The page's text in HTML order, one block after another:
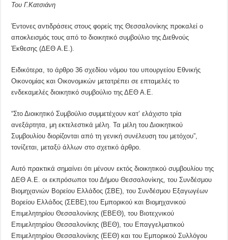
Του Γ.Κατσιάνη
Έντονες αντιδράσεις στους φορείς της Θεσσαλονίκης προκαλεί ο
αποκλεισμός τους από το διοικητικό συμβούλιο της Διεθνούς
Έκθεσης (ΔΕΘ Α.Ε.).
Ειδικότερα, το άρθρο 36 σχεδίου νόμου του υπουργείου Εθνικής
Οικονομίας και Οικονομικών μετατρέπει σε επταμελές το
ενδεκαμελές διοικητικό συμβούλιο της ΔΕΘ Α.Ε.
“Στο Διοικητικό Συμβούλιο συμμετέχουν κατ’ ελάχιστο τρία
ανεξάρτητα, μη εκτελεστικά μέλη. Τα μέλη του Διοικητικού
Συμβουλίου διορίζονται από τη γενική συνέλευση του μετόχου”,
τονίζεται, μεταξύ άλλων στο σχετικό άρθρο.
Αυτό πρακτικά σημαίνει ότι μένουν εκτός διοικητικού συμβουλίου της
ΔΕΘ Α.Ε. οι εκπρόσωποι του Δήμου Θεσσαλονίκης, του Συνδέσμου
Βιομηχανιών Βορείου Ελλάδος (ΣΒΕ), του Συνδέσμου Εξαγωγέων
Βορείου Ελλάδος (ΣΕΒΕ),του Εμπορικού και Βιομηχανικού
Επιμελητηρίου Θεσσαλονίκης (ΕΒΕΘ), του Βιοτεχνικού
Επιμελητηρίου Θεσσαλονίκης (ΒΕΘ), του Επαγγελματικού
Επιμελητηρίου Θεσσαλονίκης (ΕΕΘ) και του Εμπορικού Συλλόγου